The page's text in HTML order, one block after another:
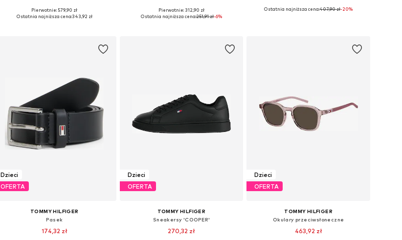
Dostępne rozmiary: 48
Pierwotnie: 579,90 zł
Ostatnia najniższa cena:343,92 zł
Dostępne w różnych rozmiarach
Pierwotnie: 312,90 zł
Ostatnia najniższa cena:251,91 zł-6%
Dostępne w różnych rozmiarach
Ostatnia najniższa cena:407,90 zł-20%
Dzieci
OFERTA
TOMMY HILFIGER
Pasek
174,32 zł
Dzieci
OFERTA
TOMMY HILFIGER
Sneakersy 'COOPER'
270,32 zł
Dzieci
OFERTA
TOMMY HILFIGER
Okulary przeciwsłoneczne
463,92 zł